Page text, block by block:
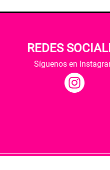
REDES
Síguenos en